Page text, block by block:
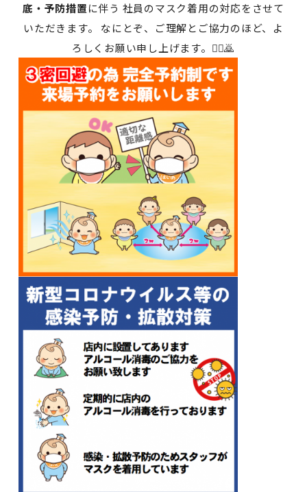
底・予防措置に伴う 社員のマスク着用の対応をさせて
いただきます。 なにとぞ、ご理解とご協力のほど、よ
ろしくお願い申し上げます。🙇‍♀️🙇